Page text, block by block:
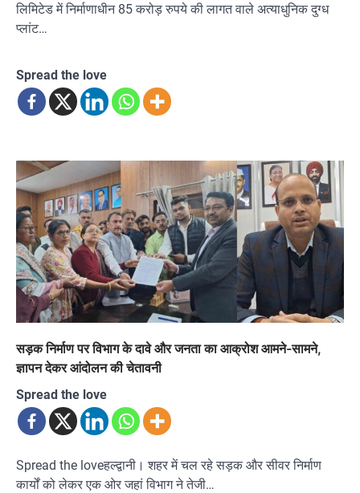
लिमिटेड में निर्माणाधीन 85 करोड़ रुपये की लागत वाले अत्याधुनिक दुग्ध
प्लांट…
Spread the love
सड़क निर्माण पर विभाग के दावे और जनता का आक्रोश आमने-सामने,
ज्ञापन देकर आंदोलन की चेतावनी
Spread the love
Spread the loveहल्द्वानी। शहर में चल रहे सड़क और सीवर निर्माण
कार्यों को लेकर एक ओर जहां विभाग ने तेजी…